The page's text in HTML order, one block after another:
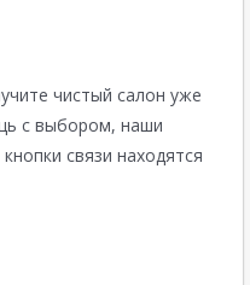
чистый салон уже
с выбором, наши
связи находятся